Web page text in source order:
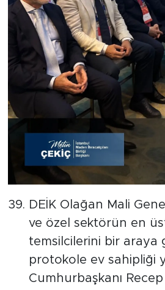
DEİK Olağan Mali
ve özel sektörün en
temsilcilerini bir araya
protokole ev sahipliği
Cumhurbaşkanı